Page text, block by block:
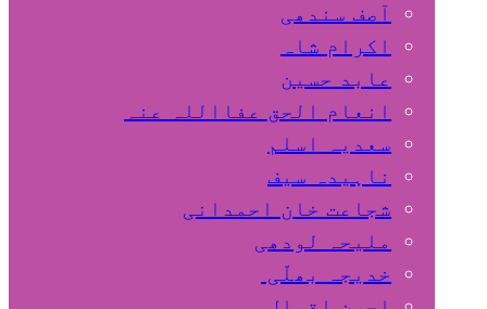
آصف سندھی
اکرام شاہ
عابد حسین
انعام الحق عفااللہ عنہ
سعدیہ اسلم
ناہیدہ سیف
شجاعت خان احمدانی
ملیحہ لودھی
خدیجہ بھلّی